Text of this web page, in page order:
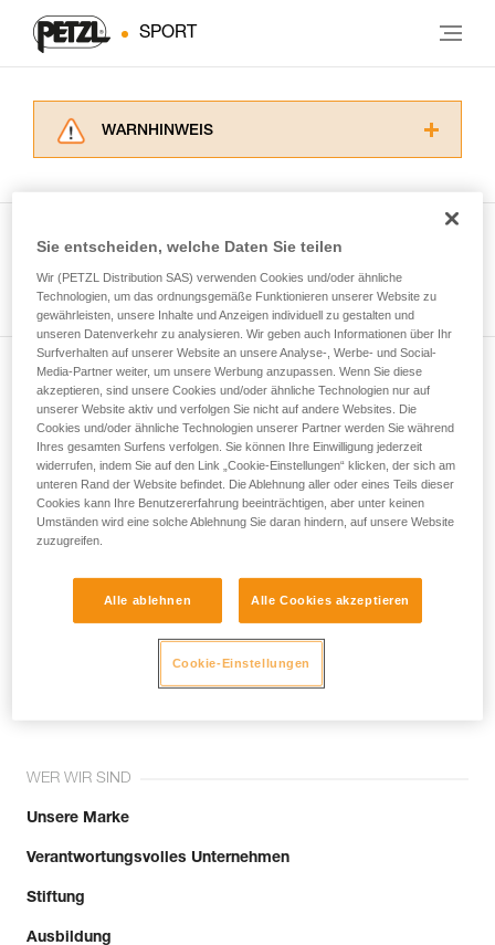
SPORT
WARNHINWEIS
ziehen. Um diese Zusatzinformationen
der Gebrauchsanweisung enthaltenen
Informationen richtig verstanden haben.
Die Beherrschung dieser Techniken setzt eine
entsprechende Ausbildung und ein spezielles
Training voraus. Prüfen Sie zusammen mit
einem Profi, ob Sie in der Lage sind, den
Vorgang alleine sicher zu wiederholen, bevor
Sie ihn eigenständig durchführen.
Wir geben Beispiele für die mit Ihrer Aktivität
verbundenen Techniken. Möglicherweise gibt es
noch andere Techniken, die hier nicht
beschrieben werden.
Alle Techniken ansehen
Newsletter abonnieren
und auf dem Laufenden bleiben
Email *
Tritt der Community bei!
WER WIR SIND
Unsere Marke
Verantwortungsvolles Unternehmen
Stiftung
Ausbildung
Sie entscheiden, welche Daten Sie teilen
Wir (PETZL Distribution SAS) verwenden Cookies und/oder ähnliche
Technologien, um das ordnungsgemäße Funktionieren unserer Website zu
gewährleisten, unsere Inhalte und Anzeigen individuell zu gestalten und
unseren Datenverkehr zu analysieren. Wir geben auch Informationen über Ihr
Surfverhalten auf unserer Website an unsere Analyse-, Werbe- und Social-
Media-Partner weiter, um unsere Werbung anzupassen. Wenn Sie diese
akzeptieren, sind unsere Cookies und/oder ähnliche Technologien nur auf
unserer Website aktiv und verfolgen Sie nicht auf andere Websites. Die
Cookies und/oder ähnliche Technologien unserer Partner werden Sie während
Ihres gesamten Surfens verfolgen. Sie können Ihre Einwilligung jederzeit
widerrufen, indem Sie auf den Link „Cookie-Einstellungen“ klicken, der sich am
unteren Rand der Website befindet. Die Ablehnung aller oder eines Teils dieser
Cookies kann Ihre Benutzererfahrung beeinträchtigen, aber unter keinen
Umständen wird eine solche Ablehnung Sie daran hindern, auf unsere Website
zuzugreifen.
Alle ablehnen Alle Cookies akzeptieren
Cookie-Einstellungen